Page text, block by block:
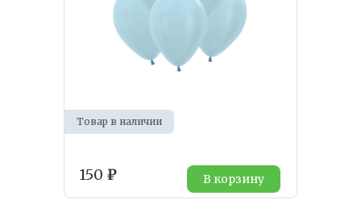
Товар в наличии
150 ₽ В корзину